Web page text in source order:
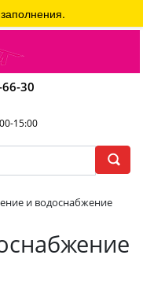
30
15:00
и водоснабжение